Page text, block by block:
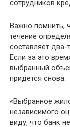
сотрудников
Важно помнить,
течение
составляет два-
Если за это
выбранный
придется снова.
«Выбранное
независимого
виду, что банк